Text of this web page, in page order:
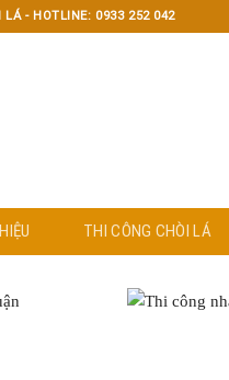
LÁ - HOTLINE: 0933 252 042
THI CÔNG CHÒI LÁ